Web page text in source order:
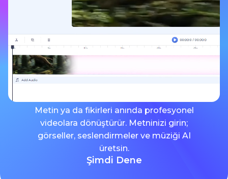
Metin ya da fikirleri anında profesyonel
videolara dönüştürür. Metninizi girin;
görseller, seslendirmeler ve müziği AI
üretsin.
Şimdi Dene